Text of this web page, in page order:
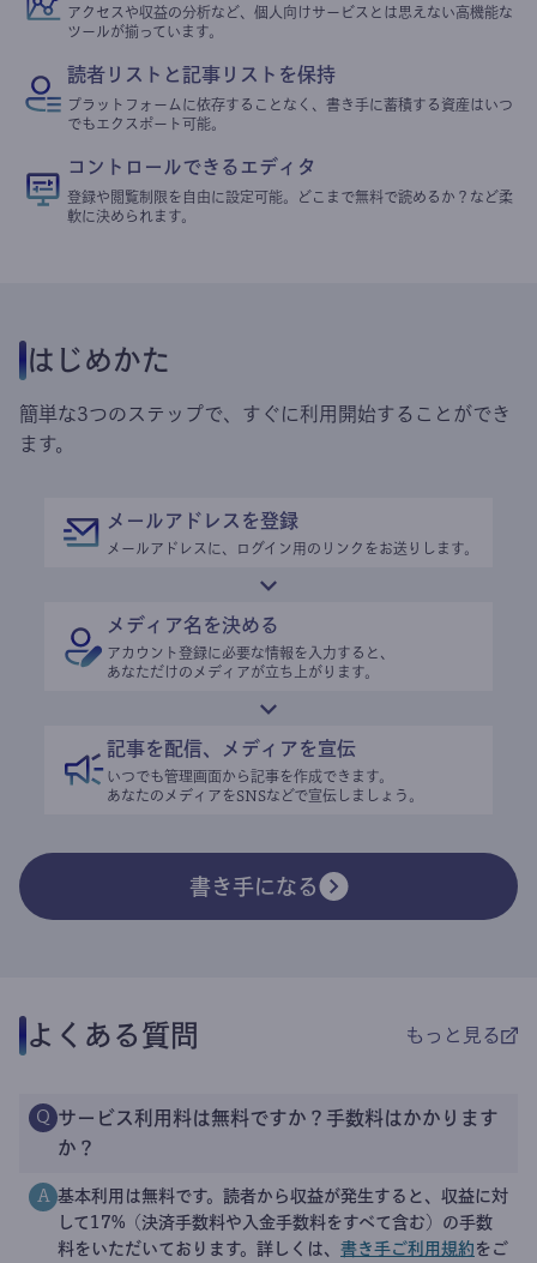
アクセスや収益の分析など、個人向けサービスとは思えない高機能な
ツールが揃っています。
読者リストと記事リストを保持
プラットフォームに依存することなく、書き手に蓄積する資産はいつ
でもエクスポート可能。
コントロールできるエディタ
登録や閲覧制限を自由に設定可能。どこまで無料で読めるか？など柔
軟に決められます。
はじめかた
簡単な3つのステップで、すぐに利用開始することができ
ます。
メールアドレスを登録
メールアドレスに、ログイン用のリンクをお送りします。
メディア名を決める
アカウント登録に必要な情報を入力すると、
あなただけのメディアが立ち上がります。
記事を配信、メディアを宣伝
いつでも管理画面から記事を作成できます。
あなたのメディアをSNSなどで宣伝しましょう。
書き手になる
よくある質問 もっと見る
Q サービス利用料は無料ですか？手数料はかかります
か？
A 基本利用は無料です。読者から収益が発生すると、収益に対
して17%（決済手数料や入金手数料をすべて含む）の手数
料をいただいております。詳しくは、 書き手ご利用規約 をご